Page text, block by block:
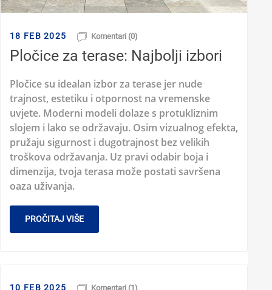
18 FEB 2025 Komentari (0)
Pločice za terase: Najbolji izbori
Pločice su idealan izbor za terase jer nude
trajnost, estetiku i otpornost na vremenske
uvjete. Moderni modeli dolaze s protukliznim
slojem i lako se održavaju. Osim vizualnog efekta,
pružaju sigurnost i dugotrajnost bez velikih
troškova održavanja. Uz pravi odabir boja i
dimenzija, tvoja terasa može postati savršena
oaza uživanja.
PROČITAJ VIŠE
10 FEB 2025 Komentari (1)